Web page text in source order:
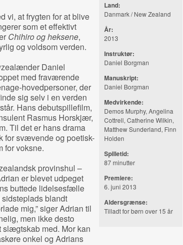
vi, at frygten for at blive
som et effektivt
Chihiro og heksene,
og voldsom verden.
Daniel
med fraværende
hovedpersoner, der
sig selv i en verden
Hans debutspillefilm,
Rasmus Horskjær,
Til det er hans drama
for svævende og poetisk-
for voksne.
provinshul –
er blevet udpeget
buttede lidelsesfælle
blandt
mig,” siger Adrian til
men ikke desto
slægtskab med. Mor kan
onkel og Adrians
Land:
Danmark / New Zealand
År:
2013
Instruktør:
Daniel Borgman
Manuskript:
Daniel Borgman
Medvirkende:
Demos Murphy, Angelina
Cottrell, Catherine Wilkin,
Matthew Sunderland, Finn
Holden
Spilletid:
87 minutter
Premiere:
6. juni 2013
Aldersgrænse:
Tilladt for børn over 15 år